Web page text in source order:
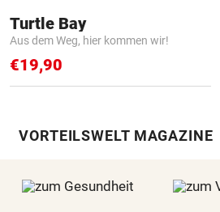
Turtle Bay
Aus dem Weg, hier kommen wir!
€19,90
VORTEILSWELT MAGAZINE